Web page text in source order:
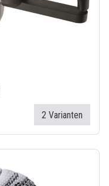
2 Varianten